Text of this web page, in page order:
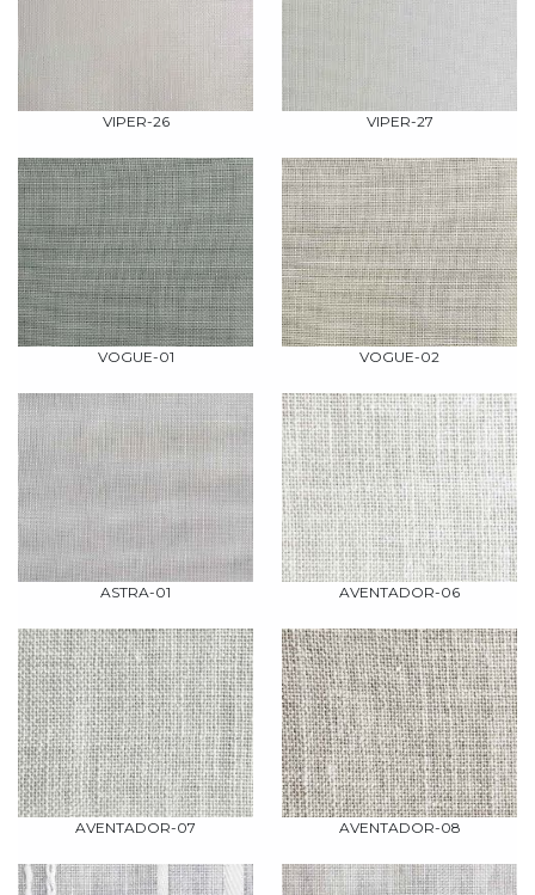
VIPER-26 VIPER-27
VOGUE-01 VOGUE-02
ASTRA-01 AVENTADOR-06
AVENTADOR-07 AVENTADOR-08